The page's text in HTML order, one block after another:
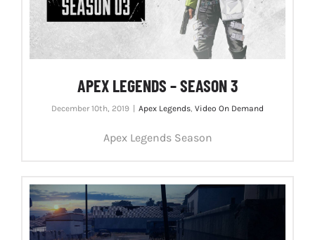
APEX LEGENDS – SEASON 3
December 10th, 2019 | Apex Legends, Video On Demand
Apex Legends Season